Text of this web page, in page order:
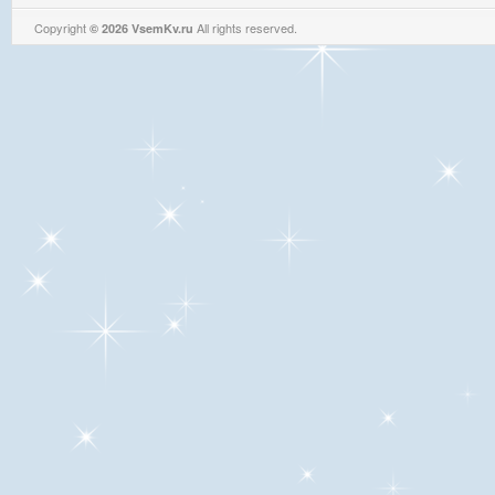
Copyright © 2026 VsemKv.ru All rights reserved.